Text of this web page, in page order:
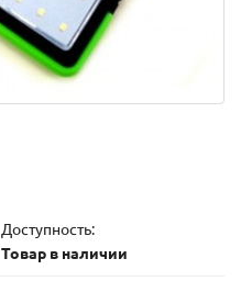
Доступность:
Товар в наличии